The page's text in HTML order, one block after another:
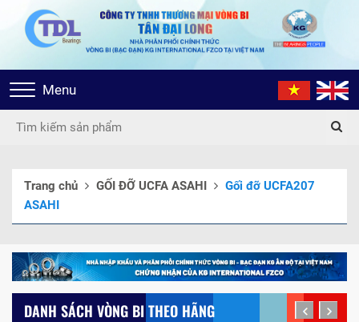
Toggle
navigation
Menu
Trang chủ GỐI ĐỠ UCFA ASAHI
Gối đỡ UCFA207
ASAHI
DANH SÁCH VÒNG BI THEO HÃNG prev next